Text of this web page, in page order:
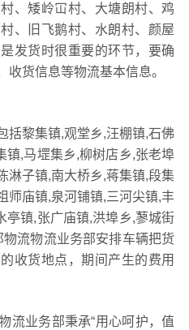
、矮岭冚村、大塘朗村、鸡
、旧飞鹅村、水朗村、颜屋
发货时很重要的环节，要确
货信息等物流基本信息。
括黎集镇,观堂乡,汪棚镇,石佛
镇,马堽集乡,柳树店乡,张老埠
淋子镇,南大桥乡,蒋集镇,段集
师庙镇,泉河铺镇,三河尖镇,丰
亭镇,张广庙镇,洪埠乡,蓼城街
流物流业务部安排车辆把货
收货地点，期间产生的费用
流业务部秉承“用心呵护，值